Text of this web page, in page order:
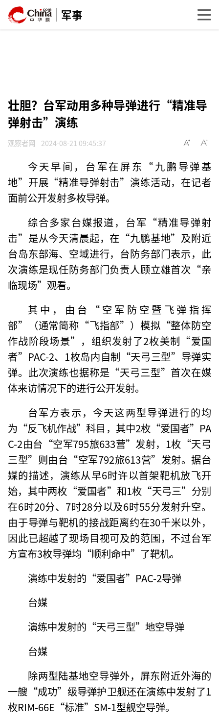
军事
壮胆？台军动用多种导弹进行“精准导
弹射击”演练
观察者网 2024-08-21 09:45:37
今天早间，台军在屏东“九鹏导弹基
地”开展“精准导弹射击”演练活动，在记者
面前公开发射多枚导弹。
综合多家台媒报道，台军“精准导弹射
击”是从今天清晨起，在“九鹏基地”及附近
台岛东部海、空域进行，台防务部门表示，此
次演练是现任防务部门负责人顾立雄首次“亲
临现场”观看。
其中，由台“空军防空暨飞弹指挥
部”（通常简称“飞指部”）模拟“整体防空
作战阶段场景”，组织发射了2枚美制“爱国
者”PAC-2、1枚岛内自制“天弓三型”导弹实
弹。此次演练也据称是“天弓三型”首次在媒
体来访情况下的进行公开发射。
台军方表示，今天这两型导弹进行的均
为“反飞机作战”科目，其中2枚“爱国者”PA
C-2由台“空军795旅633营”发射，1枚“天弓
三型”则由台“空军792旅613营”发射。据台
媒的描述，演练从早6时许以首架靶机放飞开
始，其中两枚“爱国者”和1枚“天弓三”分别
在6时20分、7时28分以及6时55分发射升空。
由于导弹与靶机的接战距离约在30千米以外，
因此已超越了现场目视可及的范围，不过台军
方宣布3枚导弹均“顺利命中”了靶机。
演练中发射的“爱国者”PAC-2导弹
台媒
演练中发射的“天弓三型”地空导弹
台媒
除两型陆基地空导弹外，屏东附近外海的
一艘“成功”级导弹护卫舰还在演练中发射了1
枚RIM-66E“标准”SM-1型舰空导弹。